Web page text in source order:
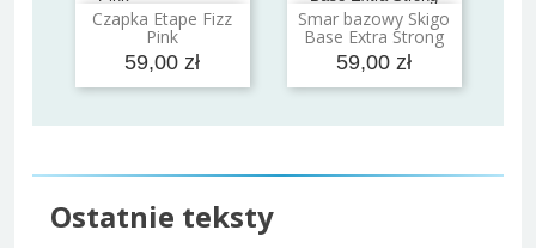
Czapka Etape Fizz
Pink
59,00 zł
Dodaj do koszyka Smar bazowy Skigo
Base Extra Strong
59,00 zł
Dodaj do koszyka
Ostatnie teksty